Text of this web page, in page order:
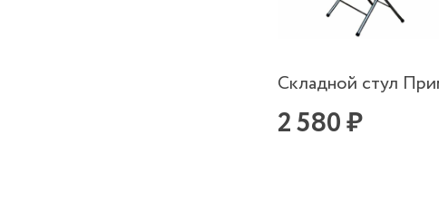
Складной стул
2 580 ₽